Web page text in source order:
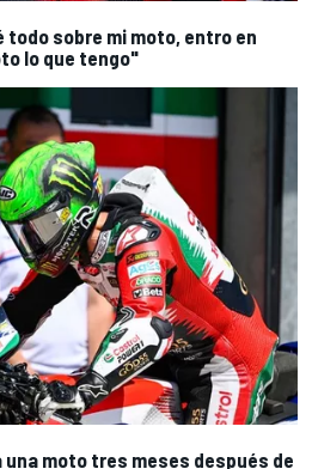
todo sobre mi moto, entro en
lo que tengo"
una moto tres meses después de